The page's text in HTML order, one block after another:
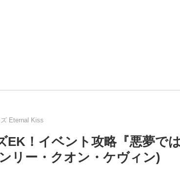
Eternal Kiss
EK！イベント攻略『悪夢で
リー・クオン・ケヴィン)